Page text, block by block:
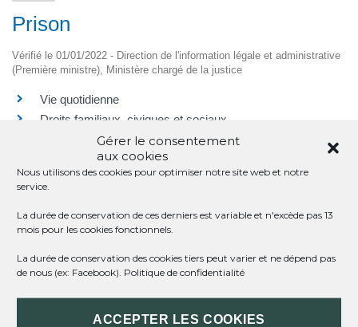
Gérer le consentement
aux cookies
Nous utilisons des cookies pour optimiser notre site web et notre
service.
La durée de conservation de ces derniers est variable et n'excède pas 13
mois pour les cookies fonctionnels.
La durée de conservation des cookies tiers peut varier et ne dépend pas
de nous (ex: Facebook). Politique de confidentialité
ACCEPTER LES COOKIES
Prison
Vérifié le 01/01/2022 - Direction de l'information légale et administrative
(Première ministre), Ministère chargé de la justice
Vie quotidienne
Droits familiaux, civiques et sociaux
Enseignement et formation
Visiteur de prison
SERVICES EN LIGNE ET FORMULAIRES